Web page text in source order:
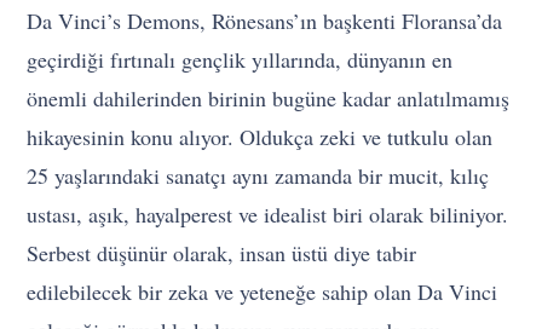
Da Vinci’s Demons, Rönesans’ın başkenti Floransa’da
geçirdiği fırtınalı gençlik yıllarında, dünyanın en
önemli dahilerinden birinin bugüne kadar anlatılmamış
hikayesinin konu alıyor. Oldukça zeki ve tutkulu olan
25 yaşlarındaki sanatçı aynı zamanda bir mucit, kılıç
ustası, aşık, hayalperest ve idealist biri olarak biliniyor.
Serbest düşünür olarak, insan üstü diye tabir
edilebilecek bir zeka ve yeteneğe sahip olan Da Vinci